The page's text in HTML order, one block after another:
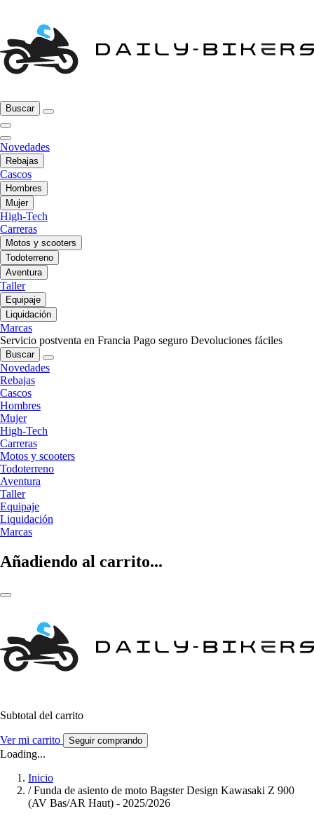
Buscar
Novedades
Rebajas
Cascos
Hombres
Mujer
High-Tech
Carreras
Motos y scooters
Todoterreno
Aventura
Taller
Equipaje
Liquidación
Marcas
Servicio postventa en Francia Pago seguro Devoluciones fáciles
Buscar
Novedades
Rebajas
Cascos
Hombres
Mujer
High-Tech
Carreras
Motos y scooters
Todoterreno
Aventura
Taller
Equipaje
Liquidación
Marcas
Añadiendo al carrito...
Subtotal del carrito
Ver mi carrito Seguir comprando
Loading...
Inicio
/ Funda de asiento de moto Bagster Design Kawasaki Z 900
(AV Bas/AR Haut) - 2025/2026